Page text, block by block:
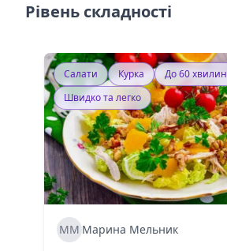
Рівень складності
Салати Курка
До 60 хвилин
Швидко та легко
ММ Марина Мельник